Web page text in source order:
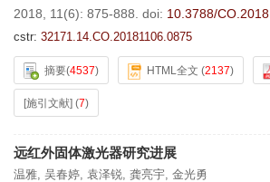
2018, 11(6): 875-888. doi: 10.3788/
cstr: 32171.14.CO.20181106.0875
摘要(4537) HTML全文 (2137)
[施引文献] (7)
远红外固体激光器研究进展
温雅, 吴春婷, 袁泽锐, 龚亮宇, 金光勇